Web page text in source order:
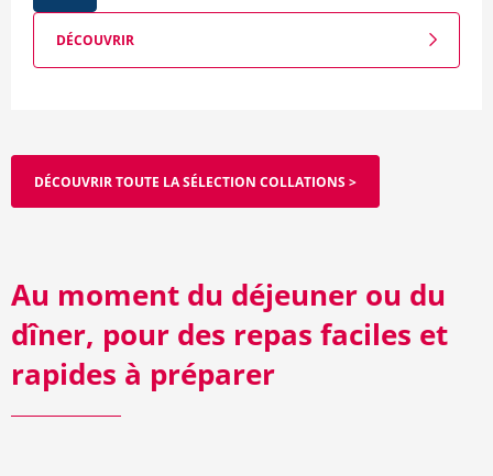
DÉCOUVRIR
DÉCOUVRIR TOUTE LA SÉLECTION COLLATIONS >
Au moment du déjeuner ou du
dîner, pour des repas faciles et
rapides à préparer